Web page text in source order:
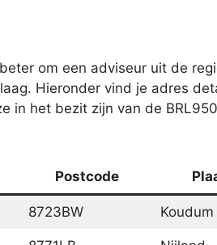
om een adviseur uit de
Hieronder vind je adres
in het bezit zijn van de
Postcode
8723BW Koudum